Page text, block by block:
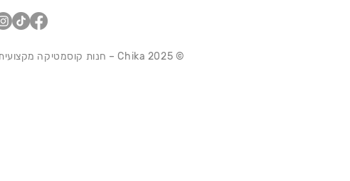
© 2025 Chika – חנות קוסמטיקה מקצועית